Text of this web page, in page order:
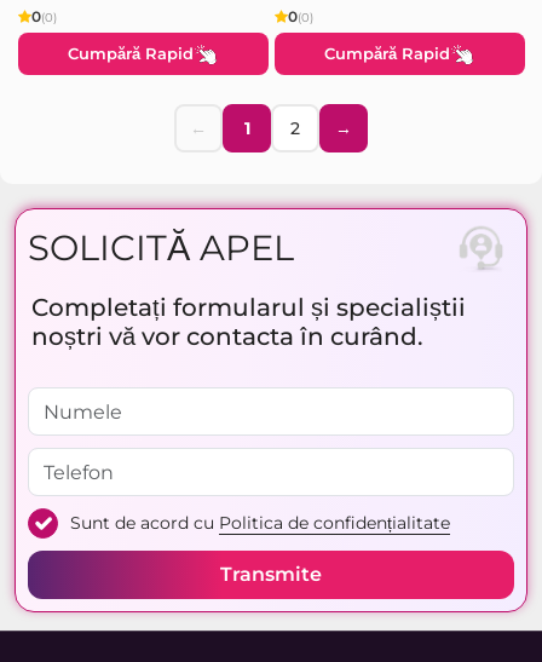
0(0)
Cumpără Rapid
0(0)
Cumpără Rapid
← 1 2 →
SOLICITĂ APEL
Completați formularul și specialiștii
noștri vă vor contacta în curând.
Sunt de acord cu Politica de confidențialitate
Transmite